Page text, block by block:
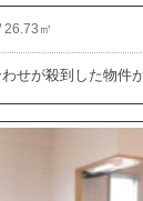
26.73㎡
せが殺到した物件